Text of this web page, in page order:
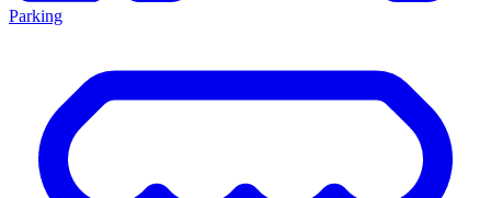
Parking